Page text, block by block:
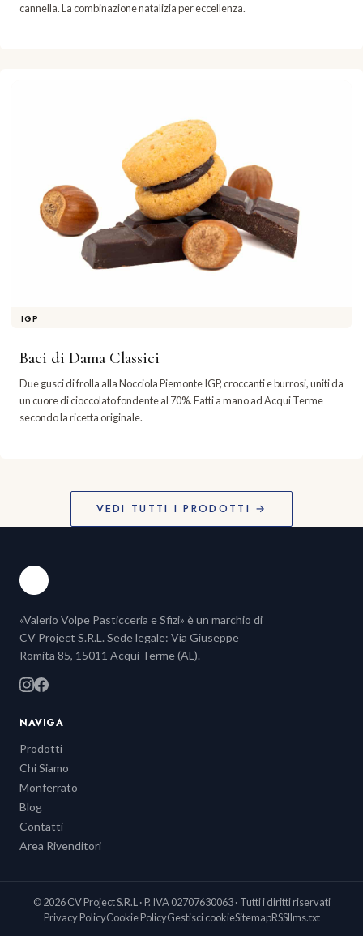
cannella. La combinazione natalizia per eccellenza.
IGP
Baci di Dama Classici
Due gusci di frolla alla Nocciola Piemonte IGP, croccanti e burrosi, uniti da
un cuore di cioccolato fondente al 70%. Fatti a mano ad Acqui Terme
secondo la ricetta originale.
VEDI TUTTI I PRODOTTI →
«Valerio Volpe Pasticceria e Sfizi» è un marchio di
CV Project S.R.L. Sede legale: Via Giuseppe
Romita 85, 15011 Acqui Terme (AL).
NAVIGA
Prodotti
Chi Siamo
Monferrato
Blog
Contatti
Area Rivenditori
© 2026 CV Project S.R.L · P. IVA 02707630063 · Tutti i diritti riservati
Privacy PolicyCookie PolicyGestisci cookieSitemapRSSllms.txt